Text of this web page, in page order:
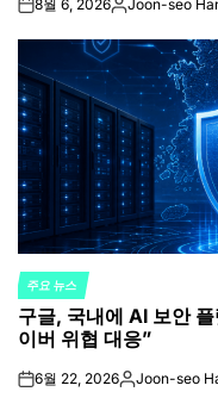
on8월 6, 2026Posted
Joon-seo
POSTED
IN
주요 뉴스
구글, 국내에 AI 보안
이버 위협 대응”
on6월 22, 2026Posted
Joon-seo